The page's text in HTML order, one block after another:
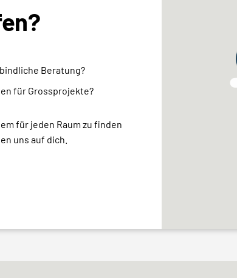
Beratung?
für Grossprojekte?
für jeden Raum zu finden
uns auf dich.